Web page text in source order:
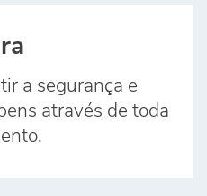
a segurança e
através de toda